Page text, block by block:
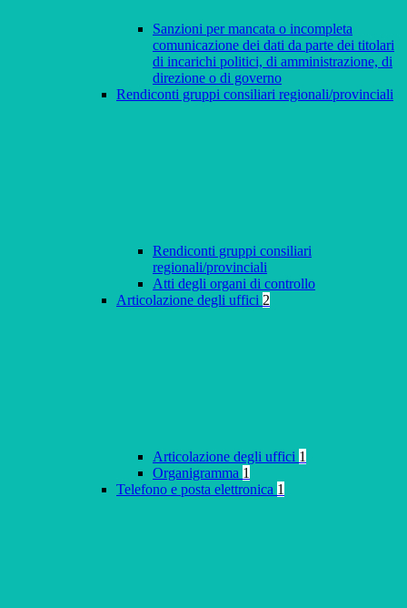
Sanzioni per mancata o incompleta
comunicazione dei dati da parte dei titolari
di incarichi politici, di amministrazione, di
direzione o di governo
Rendiconti gruppi consiliari regionali/provinciali
Rendiconti gruppi consiliari
regionali/provinciali
Atti degli organi di controllo
Articolazione degli uffici 2
Articolazione degli uffici 1
Organigramma 1
Telefono e posta elettronica 1